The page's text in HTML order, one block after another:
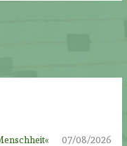
07/08/2026